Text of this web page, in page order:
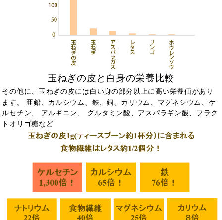
玉ねぎの皮と白身の栄養比較
その他に、玉ねぎの皮には白い身の部分以上に高い栄養価があり
ます。 亜鉛、カルシウム、鉄、銅、カリウム、マグネシウム、ケ
ルセチン、 アルギニン、 グルタミン酸、アスパラギン酸、フラク
トオリゴ糖など